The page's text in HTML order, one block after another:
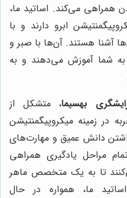
همراهی می‌کند. اساتید ما،
ابرو دارند و با
آشنا هستند. آن‌ها با صبر و
به شما آموزش می‌دهند و به
بهسیما، متشکل از
در زمینه میکروپیگمنتیشن
دانش عمیق و مهارت‌های
مراحل یادگیری همراهی
تا به یک متخصص ماهر
ما، همواره در حال